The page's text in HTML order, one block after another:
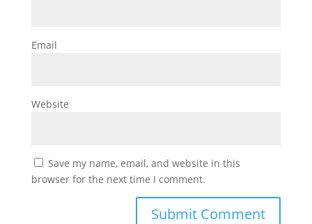
Email
Website
Save my name, email, and website in this
browser for the next time I comment.